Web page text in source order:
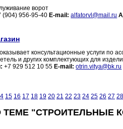
ворот
(904) 956-95-40 E-mail: alfatorvl@mail.ru
консультационные услуги
и других комплектующих для
+7 929 512 10 55 E-mail: otrin.vitya@bk.ru
15 16 17 18 19 20 21 22 23 24 25 26 27 28
"СТРОИТЕЛЬНЫЕ